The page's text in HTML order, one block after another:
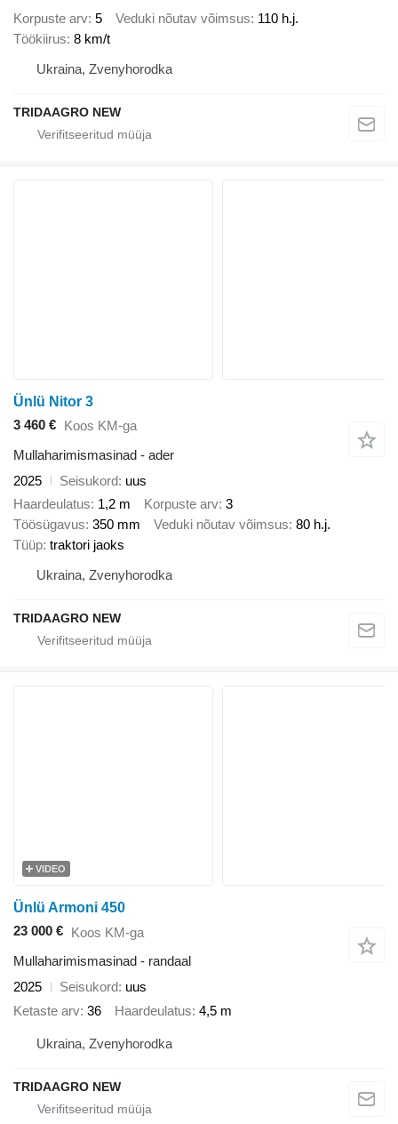
Korpuste arv 5 Veduki nõutav võimsus 110 h.j.
Töökiirus 8 km/t
Ukraina, Zvenyhorodka
TRIDAAGRO NEW
Ünlü Nitor 3
3 460 € Koos KM-ga
Mullaharimismasinad - ader
2025
Seisukord uus
Haardeulatus 1,2 m Korpuste arv 3
Töösügavus 350 mm Veduki nõutav võimsus 80 h.j.
Tüüp traktori jaoks
Ukraina, Zvenyhorodka
TRIDAAGRO NEW
VIDEO
Ünlü Armoni 450
23 000 € Koos KM-ga
Mullaharimismasinad - randaal
2025
Seisukord uus
Ketaste arv 36 Haardeulatus 4,5 m
Ukraina, Zvenyhorodka
TRIDAAGRO NEW